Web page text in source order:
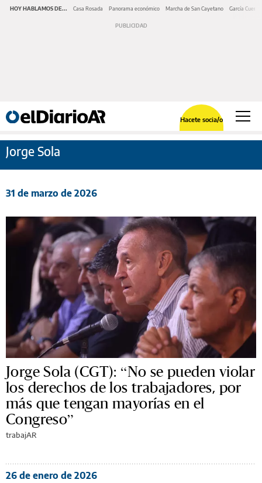
HOY HABLAMOS DE... Casa Rosada Panorama económico Marcha de San Cayetano García Cuerva
Hacete socia/o
Jorge Sola
31 de marzo de 2026
Jorge Sola (CGT): “No se pueden violar
los derechos de los trabajadores, por
más que tengan mayorías en el
Congreso”
trabajAR
26 de enero de 2026